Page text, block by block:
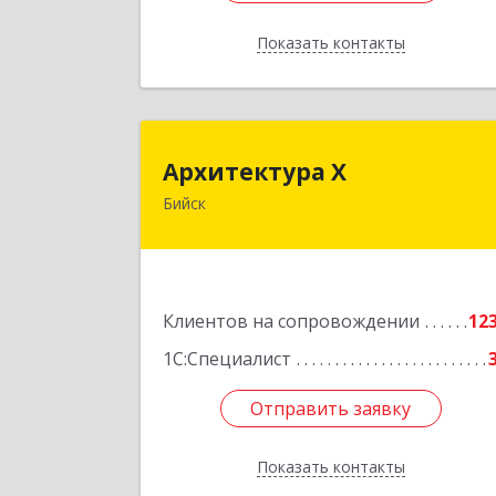
Показать контакты
Назад
Архитектура Х
Бийск
Клиентов на сопровождении
1С:Специалист
Отправить заявку
Показать контакты
Отправить заявку
Назад